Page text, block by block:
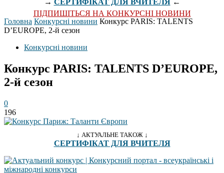
→ СЕРТИФІКАТ ДЛЯ ВЧИТЕЛЯ←
ПІДПИШІТЬСЯ НА КОНКУРСНІ НОВИНИ
Головна Конкурсні новини Конкурс PARIS: TALENTS
D’EUROPE, 2-й сезон
Конкурсні новини
Конкурс PARIS: TALENTS D’EUROPE,
2-й сезон
0
196
↓ АКТУАЛЬНЕ ТАКОЖ ↓
СЕРТИФІКАТ ДЛЯ ВЧИТЕЛЯ